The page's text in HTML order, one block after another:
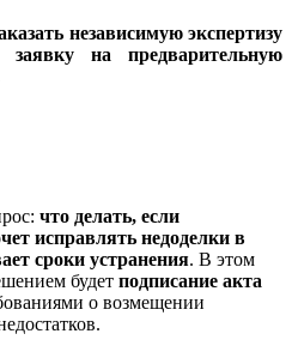
независимую экспертизу
на предварительную
что делать, если
исправлять недоделки в
сроки устранения. В этом
будет подписание акта
о возмещении